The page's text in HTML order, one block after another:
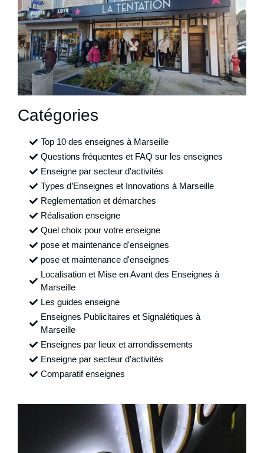
Catégories
Top 10 des enseignes à Marseille
Questions fréquentes et FAQ sur les enseignes
Enseigne par secteur d'activités
Types d’Enseignes et Innovations à Marseille
Reglementation et démarches
Réalisation enseigne
Quel choix pour votre enseigne
pose et maintenance d'enseignes
pose et maintenance d'enseignes
Localisation et Mise en Avant des Enseignes à
Marseille
Les guides enseigne
Enseignes Publicitaires et Signalétiques à
Marseille
Enseignes par lieux et arrondissements
Enseigne par secteur d'activités
Comparatif enseignes